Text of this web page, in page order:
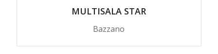
MULTISALA STAR
Bazzano